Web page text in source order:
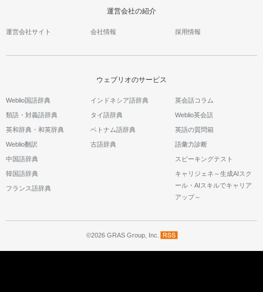
運営会社の紹介
運営会社サイト 会社情報 採用情報
ウェブリオのサービス
Weblio国語辞典
類語・対義語辞典
英和辞典・和英辞典
Weblio翻訳
中国語辞典
韓国語辞典
フランス語辞典
インドネシア語辞典
タイ語辞典
ベトナム語辞典
古語辞典
英会話コラム
Weblio英会話
英語の質問箱
語彙力診断
スピーキングテスト
キャリジェネ～生成AIスク
ール・AIスキルでキャリア
アップ～
©2026 GRAS Group, Inc.